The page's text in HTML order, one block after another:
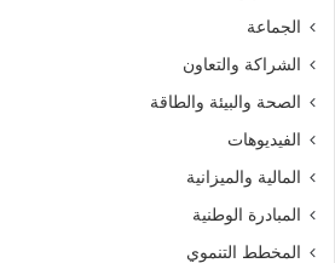
الجماعة
الشراكة والتعاون
الصحة والبيئة والطاقة
الفيديوهات
المالية والميزانية
المبادرة الوطنية
المخطط التنموي